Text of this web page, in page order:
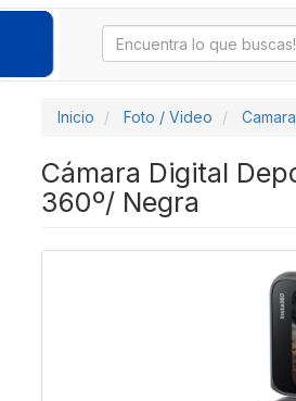
Inicio Foto / Video
Cámara Digital
360º/ Negra